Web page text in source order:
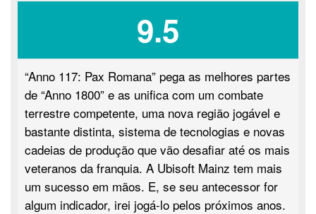
9.5
“Anno 117: Pax Romana” pega as melhores partes
de “Anno 1800” e as unifica com um combate
terrestre competente, uma nova região jogável e
bastante distinta, sistema de tecnologias e novas
cadeias de produção que vão desafiar até os mais
veteranos da franquia. A Ubisoft Mainz tem mais
um sucesso em mãos. E, se seu antecessor for
algum indicador, irei jogá-lo pelos próximos anos.